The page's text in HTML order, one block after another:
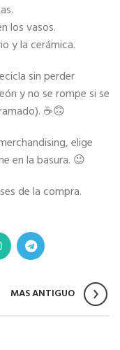
los vasos.
y la cerámica.
sin perder
y no se rompe si se
☕🙃
elige
en la basura. 😉
de la compra.
MAS ANTIGUO